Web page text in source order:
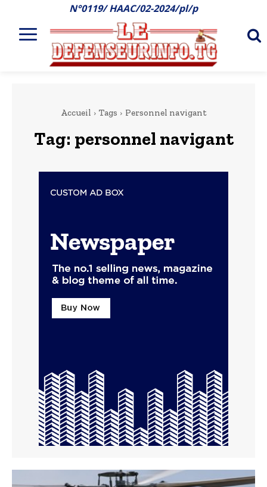
N°0119/ HAAC/02-2024/pl/p
Accueil Tags Personnel navigant
Tag: personnel navigant